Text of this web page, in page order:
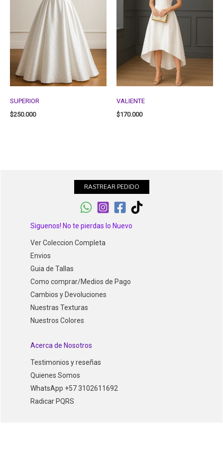
SUPERIOR
$250.000
VALIENTE
$170.000
RASTREAR PEDIDO
Siguenos! No te pierdas lo Nuevo
Ver Coleccion Completa
Envios
Guia de Tallas
Como comprar/Medios de Pago
Cambios y Devoluciones
Nuestras Texturas
Nuestros Colores
Acerca de Nosotros
Testimonios y reseñas
Quienes Somos
WhatsApp +57 3102611692
Radicar PQRS